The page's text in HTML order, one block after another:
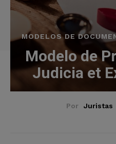
MODELOS DE
Modelo de
Judicia et
Por Juristas